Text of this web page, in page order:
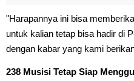
"Harapannya ini bisa
untuk kalian tetap bisa hadir di
dengan kabar yang kami
238 Musisi Tetap Siap